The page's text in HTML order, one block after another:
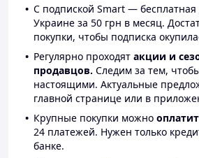
С подпиской Smart — бесплатная
Украине за 50 грн в месяц.
покупки, чтобы подписка
Регулярно проходят акции и
продавцов. Следим за тем,
настоящими. Актуальные
главной странице или в
Крупные покупки можно
24 платежей. Нужен только
банке.